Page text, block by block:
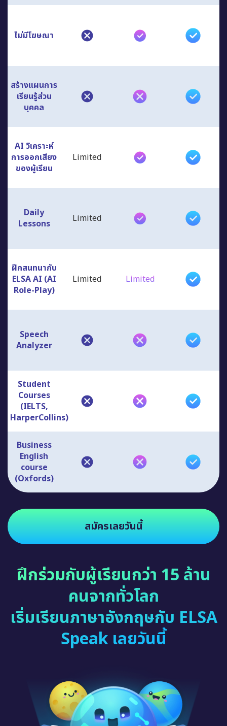
ไม่มีโฆษณา
สร้างแผนการ
เรียนรู้ส่วน
บุคคล
AI วิเคราะห์
การออกเสียง
ของผู้เรียน
Limited
Daily
Lessons
Limited
ฝึกสนทนากับ
ELSA AI (AI
Role-Play)
Limited Limited
Speech
Analyzer
Student
Courses
(IELTS,
HarperCollins)
Business
English
course
(Oxfords)
สมัครเลยวันนี้
ฝึกร่วมกับผู้เรียนกว่า 15 ล้าน
คนจากทั่วโลก
เริ่มเรียนภาษาอังกฤษกับ ELSA
Speak เลยวันนี้